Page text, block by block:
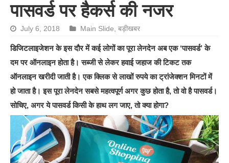
पासवर्ड पर हैकर्स की नजर
July 6, 2018 Main Slide,बड़ीखबर
डिजिटलाइजेशन के इस दौर में कई लोगों का पूरा लेनदेन अब एक ‘पासवर्ड’ के
दम पर ऑनलाइन होता है। सब्‍जी से लेकर हवाई जहाज की टिकट तक
ऑनलाइन खरीदी जाती है। एक क्लिक से लाखों रुपये का ट्रांजेक्‍शन मिनटों में
हो जाता है। इस पूरा लेनदेन सबसे महत्‍वपूर्ण अगर कुछ होता है, तो वो है पासवर्ड।
सोचिए, अगर ये पासवर्ड किसी के हाथ लग जाए, तो क्‍या होगा?